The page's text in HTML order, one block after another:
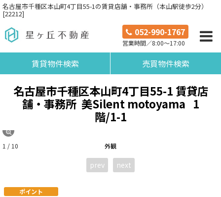
名古屋市千種区本山町4丁目55-1の賃貸店舗・事務所（本山駅徒歩2分）
[22212]
052-990-1767
営業時間／8:00～17:00
賃貸物件検索 売買物件検索
名古屋市千種区本山町4丁目55-1 賃貸店
舗・事務所 美Silent motoyama 1
階/1-1
外観
1 / 10
prev next
ポイント